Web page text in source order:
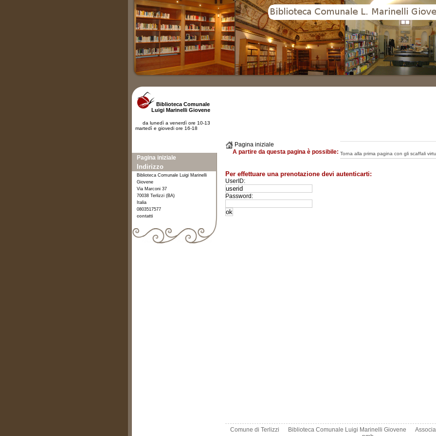
Pagina iniziale
A partire da questa pagina è possibile: Torna alla prima pagina con gli scaffali
Per effettuare una prenotazione devi autenticarti:
UserID:
Password:
Comune di Terlizzi Biblioteca Comunale Luigi Marinelli Giovene
Biblioteca Comunale
Luigi Marinelli Giovene
da lunedì a venerdì ore 10-13
martedì e giovedi ore 16-18
Pagina iniziale
Indirizzo
Biblioteca Comunale Luigi Marinelli
Giovene
Via Marconi 37
70038 Terlizzi (BA)
Italia
0803517577
contatti